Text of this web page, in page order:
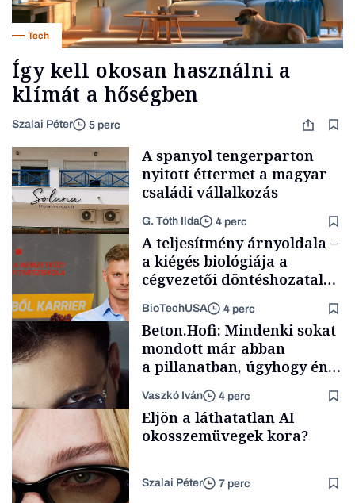
Tech
Így kell okosan használni a
klímát a hőségben
Szalai Péter 5 perc
Gasztró
A spanyol tengerparton
nyitott éttermet a magyar
családi vállalkozás
G. Tóth Ilda 4 perc
Content Lab HUB
A teljesítmény árnyoldala –
a kiégés biológiája a
cégvezetői döntéshozatal
BioTechUSA 4 perc
Forbes-sztori
Beton.Hofi: Mindenki sokat
mondott már abban
a pillanatban, úgyhogy én
a legsarkosabb
gondolataimat akartam
kimondani
Vaszkó Iván 4 perc
Eljön a láthatatlan AI
okosszemüvegek kora?
Szalai Péter 7 perc